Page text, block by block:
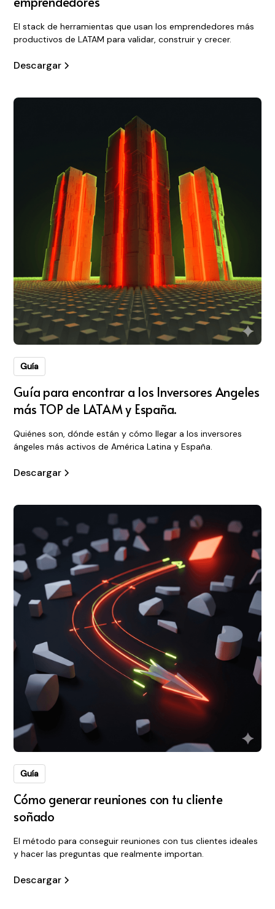
El stack de herramientas que usan los emprendedores más
productivos de LATAM para validar, construir y crecer.
Descargar
Guía
Guía para encontrar a los Inversores Angeles
más TOP de LATAM y España.
Quiénes son, dónde están y cómo llegar a los inversores
ángeles más activos de América Latina y España.
Descargar
Guía
Cómo generar reuniones con tu cliente
soñado
El método para conseguir reuniones con tus clientes ideales
y hacer las preguntas que realmente importan.
Descargar